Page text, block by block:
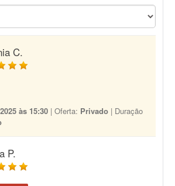
C.
às 15:30 | Oferta: Privado | Duração
P.